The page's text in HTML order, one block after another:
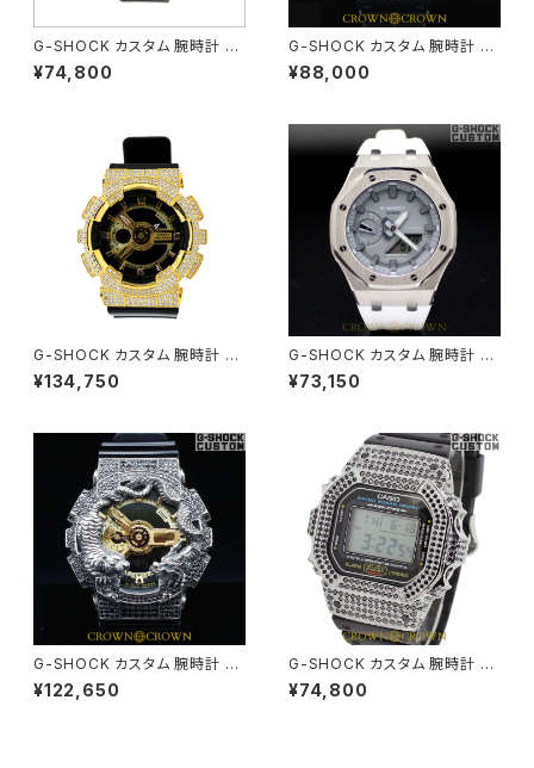
G-SHOCK カスタム 腕時計 G
LX5600-E1 DW5600-008
¥74,800
G-SHOCK カスタム 腕時計 D
W5600E-1 DW5600-015
¥88,000
G-SHOCK カスタム 腕時計 B
A110-1A BA110-015
¥134,750
G-SHOCK カスタム 腕時計 カ
シオーク GA-2110ET-8A GA2
100-028
¥73,150
G-SHOCK カスタム 腕時計 G
A110 GB-1 GA110-059
¥122,650
G-SHOCK カスタム 腕時計 D
W5600-E1 DW5600-004
¥74,800